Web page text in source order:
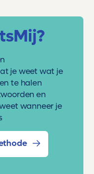
je weet wat je
te halen
en
wanneer je